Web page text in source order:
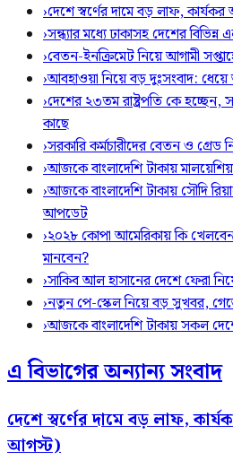
›দেশে স্বর্ণের দামে বড় লাফ,
›সন্ধ্যার মধ্যে ঢাকাসহ দেশের বিভিন্ন
›বেতন-ইনক্রিমেট নিয়ে আগামী
›আবহাওয়া নিয়ে বড় দুঃসংবাদ:
›দেশের ২৩তম রাষ্ট্রপতি কে হচ্ছেন,
কাছে
›সরকারি কর্মচারীদের বেতন ও গ্রেড
›আজকে বাংলাদেশি টাকায়
›আজকে বাংলাদেশি টাকায় সৌদি
আপডেট
›২০২৮ কোপা আমেরিকায় কি
মানবেন?
›সাকিব আল হাসানের দেশে ফেরা
›নতুন পে-স্কেল নিয়ে বড় সুখবর,
›আজকে বাংলাদেশি টাকায় সকল
এ বিভাগের অন্যান্য সংবাদ
দেশে স্বর্ণের দামে বড় লাফ,
আগস্ট)